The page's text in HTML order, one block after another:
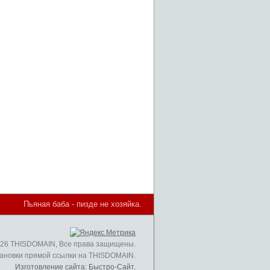
Пьяная баба - пизде не хозяйка.
THISDOMAIN, Все права защищены.
прямой ссылки на THISDOMAIN.
Изготовление сайта: Быстро-Сайт.